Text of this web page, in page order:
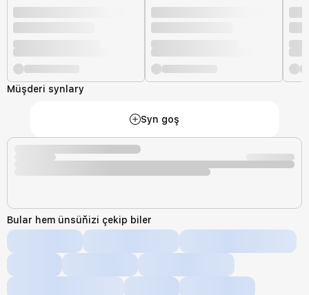
Bular hem ünsüňizi çekip biler
Müşderi synlary
Syn goş